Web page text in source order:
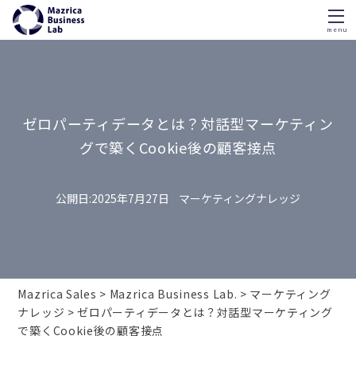
menu
ゼロパーティデータとは？対話型マーケティン
グで築くCookie後の顧客接点
2025年7月27日 マーケティングナレッジ
Mazrica Sales Mazrica Business Lab.
マーケティング
ナレッジ
ゼロパーティデータとは？対話型マーケティング
で築くCookie後の顧客接点